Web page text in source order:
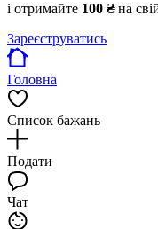
і отримайте 100 ₴ на
Зареєструватись
Головна
Список бажань
Подати
Чат